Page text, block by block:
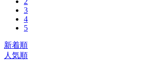
3
4
5
新着順
人気順